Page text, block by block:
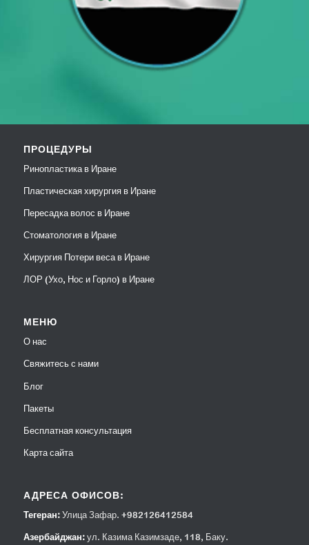
ПРОЦЕДУРЫ
Ринопластика в Иране
Пластическая хирургия в Иране
Пересадка волос в Иране
Стоматология в Иране
Хирургия Потери веса в Иране
ЛОР (Ухо, Нос и Горло) в Иране
МЕНЮ
О нас
Свяжитесь с нами
Блог
Пакеты
Бесплатная консультация
Карта сайта
АДРЕСА ОФИСОВ:
Тегеран:Улица Зафар. +982126412584
Азербайджан: ул. Казима Казимзаде, 118, Баку.